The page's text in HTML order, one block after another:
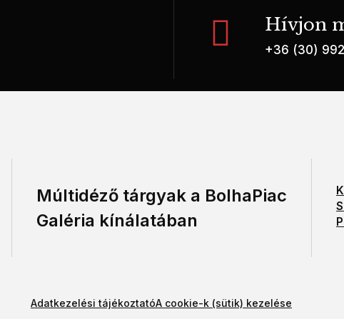
Hívjon
+36 (30)
Múltidéző tárgyak a BolhaPiac
Galéria kínálatában
Adatkezelési tájékoztatóA cookie-k (sütik) kezelése